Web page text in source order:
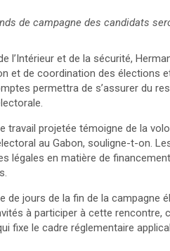
de campagne des candidats
l’Intérieur et de la sécurité,
et de coordination des élections
permettra de s’assurer du
travail projetée témoigne de la
au Gabon, souligne-t-on.
légales en matière de
de jours de la fin de la
à participer à cette rencontre,
fixe le cadre réglementaire